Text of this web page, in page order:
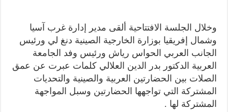
وخلال الجلسة الافتتاحية ألقى مدير إدارة غرب آسيا
وشمال إفريقيا بوزارة الخارجية الصينية دنغ لي ورئيس
الجانب العربي الحواس رياش ورئيس وفد الجامعة
العربية الدكتور بدر الدين العلالي كلمات عبرت عن عمق
الصلات بين الحضارتين العربية والصينية والتحديات
المشتركة التي تواجهها الحضارتين وسبل المواجهة
المشتركة لها .